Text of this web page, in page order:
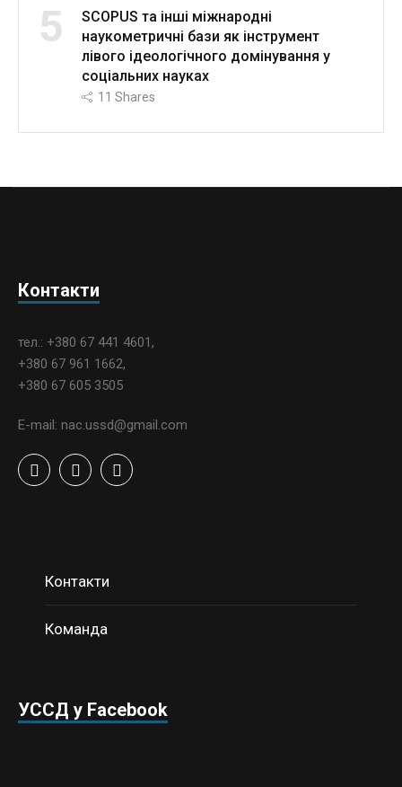
5
SCOPUS та інші міжнародні
наукометричні бази як інструмент
лівого ідеологічного домінування у
соціальних науках
11 Shares
Контакти
тел.: +380 67 441 4601,
+380 67 961 1662,
+380 67 605 3505
E-mail: nac.ussd@gmail.com
Контакти
Команда
УССД у Facebook